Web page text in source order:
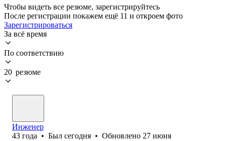
Чтобы видеть все резюме, зарегистрируйтесь
После регистрации покажем ещё 11 и откроем фото
Зарегистрироваться
За всё время
По соответствию
20 резюме
Инженер
43 года • Был сегодня • Обновлено 27 июня